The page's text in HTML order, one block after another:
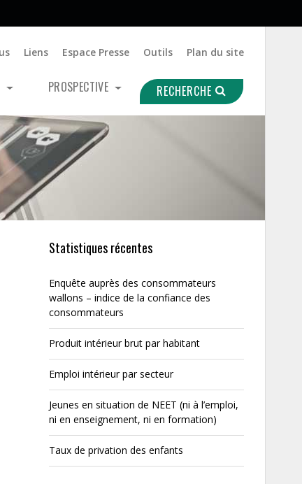
Liens Espace Presse Outils Plan du site
PROSPECTIVE RECHERCHE
Statistiques récentes
Enquête auprès des consommateurs
wallons – indice de la confiance des
consommateurs
Produit intérieur brut par habitant
Emploi intérieur par secteur
Jeunes en situation de NEET (ni à l’emploi,
ni en enseignement, ni en formation)
Taux de privation des enfants